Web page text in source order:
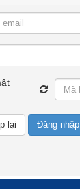
Đăng nhập